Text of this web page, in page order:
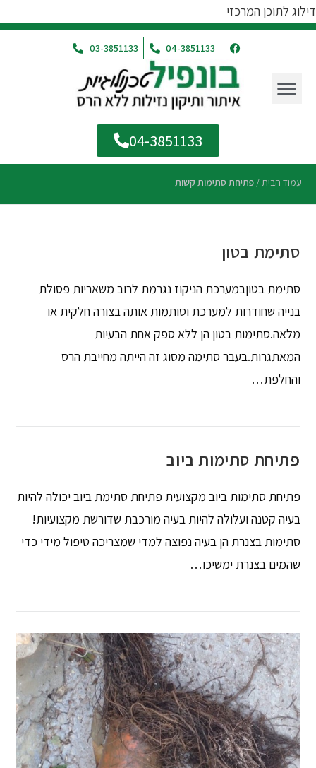
דילוג לתוכן המרכזי
04-3851133
03-3851133
04-3851133
עמוד הבית/ פתיחת סתימות קשות
סתימת בטון
סתימת בטוןבמערכת הניקוז נגרמת לרוב משאריות פסולת
בנייה שחודרות למערכת וסותמות אותה בצורה חלקית או
מלאה.סתימות בטון הן ללא ספק אחת הבעיות
המאתגרות.בעבר סתימה מסוג זה הייתה מחייבת הרס
והחלפת…
פתיחת סתימות ביוב
פתיחת סתימות ביוב מקצועית פתיחת סתימת ביוב יכולה להיות
בעיה קטנה ועלולה להיות בעיה מורכבת שדורשת מקצועיות!
סתימות בצנרת הן בעיה נפוצה למדי שמצריכה טיפול מידי כדי
שהמים בצנרת ימשיכו…